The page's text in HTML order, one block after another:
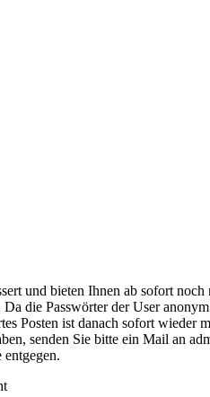
und bieten Ihnen ab sofort
die Passwörter der User
Posten ist danach sofort wieder
senden Sie bitte ein Mail an
entgegen.